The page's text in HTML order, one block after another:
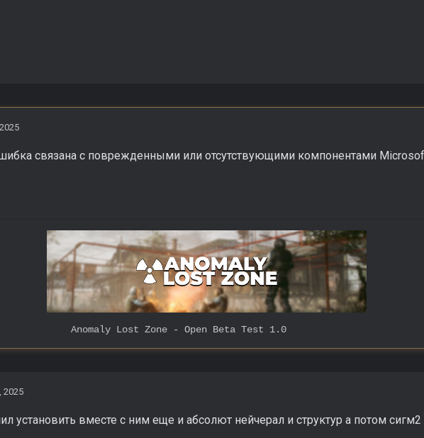
связана с поврежденными или отсутствующими компонентами
Zone - Open Beta Test 1.0
2025
установить вместе с ним еще и абсолют нейчерал и структур а потом